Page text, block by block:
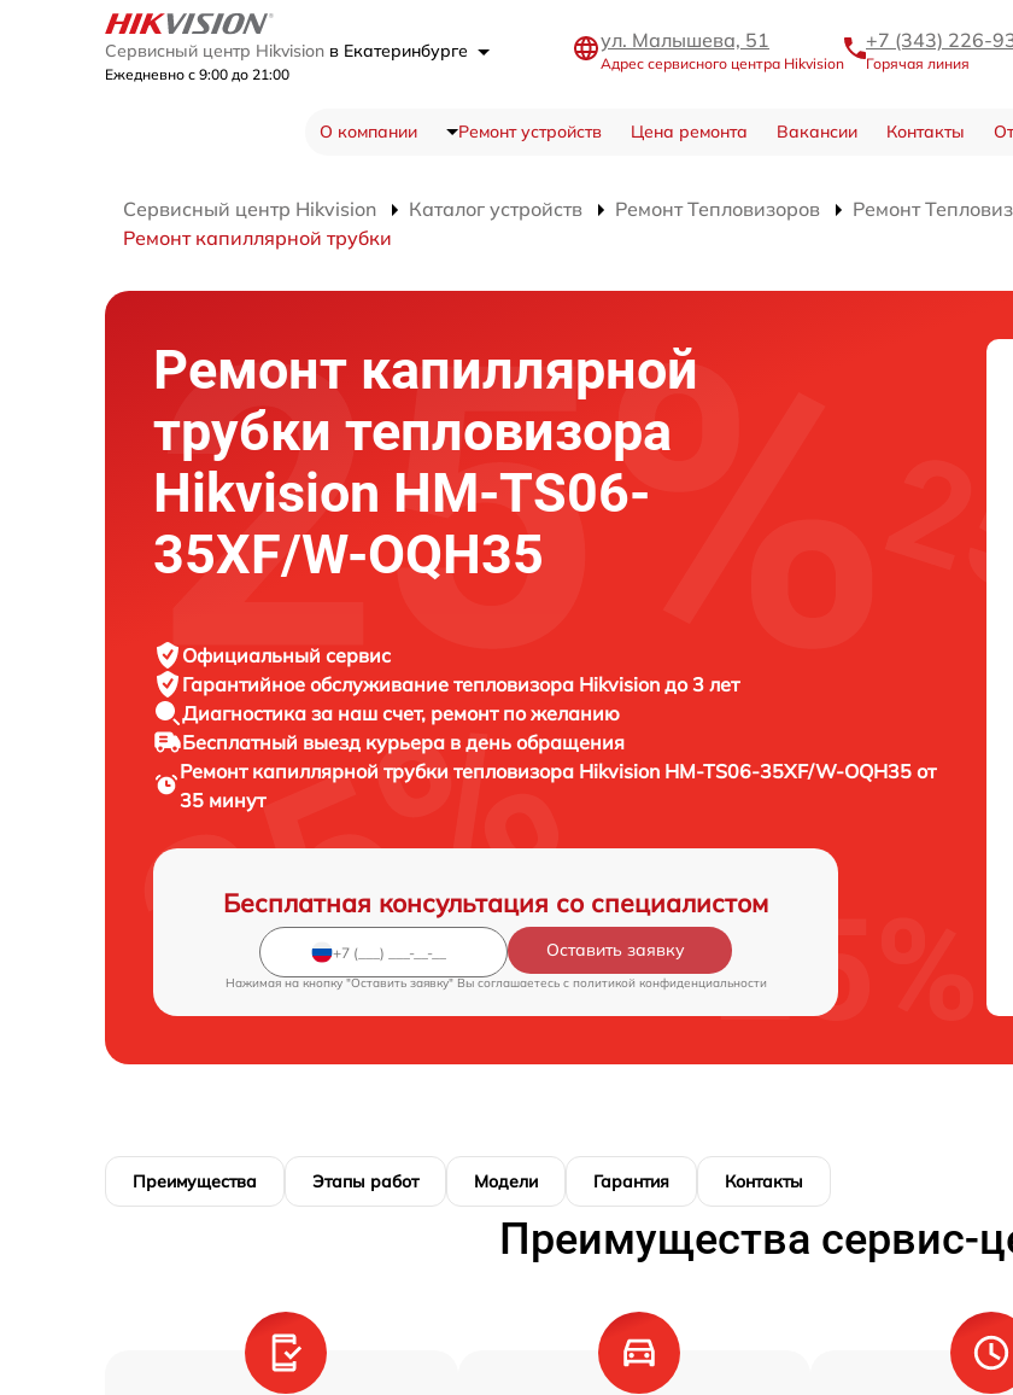
Сервисный центр Hikvision в Екатеринбурге
Ежедневно с 9:00 до 21:00
ул. Малышева, 51
Адрес сервисного центра Hikvision
+7 (343) 226-
Горячая линия
О компании Ремонт устройств Цена ремонта Вакансии Контакты
Сервисный центр Hikvision Каталог устройств Ремонт Тепловизоров
Ремонт
Ремонт капиллярной трубки
Ремонт капиллярной
трубки тепловизора
Hikvision HM-TS06-
35XF/W-OQH35
Официальный сервис
Гарантийное обслуживание тепловизора Hikvision до 3 лет
Диагностика за наш счет, ремонт по желанию
Бесплатный выезд курьера в день обращения
Ремонт капиллярной трубки тепловизора Hikvision HM-TS06-35XF/W-OQH35 от
35 минут
Бесплатная консультация со специалистом
Оставить заявку
Нажимая на кнопку "Оставить заявку" Вы соглашаетесь c политикой конфиденциальности
Преимущества Этапы работ Модели Гарантия Контакты
Преимущества сервис-